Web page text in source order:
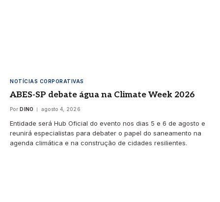
NOTÍCIAS CORPORATIVAS
ABES-SP debate água na Climate Week 2026
Por DINO agosto 4, 2026
Entidade será Hub Oficial do evento nos dias 5 e 6 de agosto e
reunirá especialistas para debater o papel do saneamento na
agenda climática e na construção de cidades resilientes.